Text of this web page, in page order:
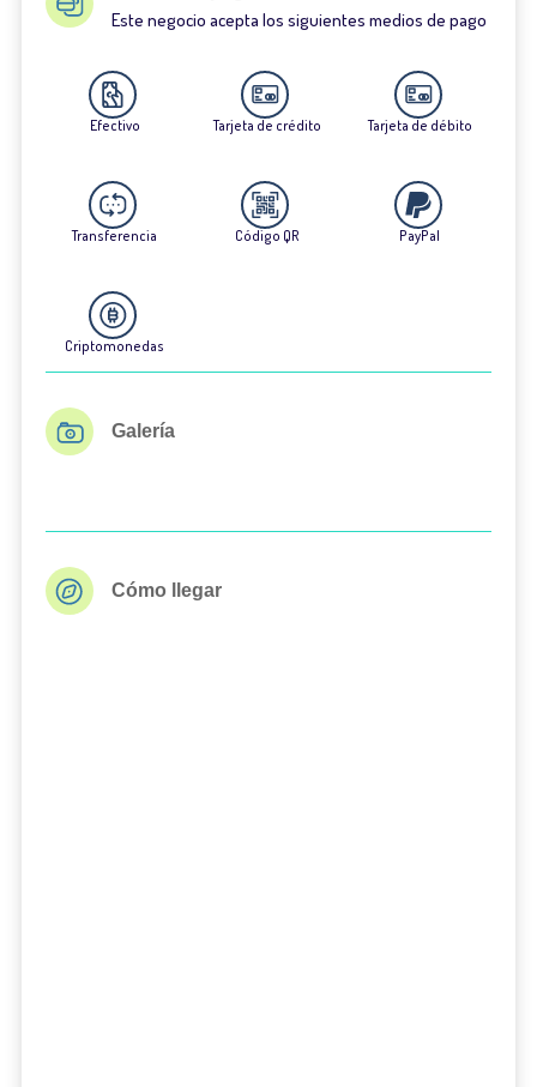
Este negocio acepta los siguientes medios de pago
Efectivo Tarjeta de crédito Tarjeta de débito
Transferencia Código QR PayPal
Criptomonedas
Galería
Cómo llegar